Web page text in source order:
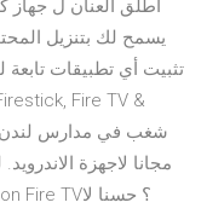
يسمح لك بتنزيل
تثبيت أي تطبيقات
Fire TV &